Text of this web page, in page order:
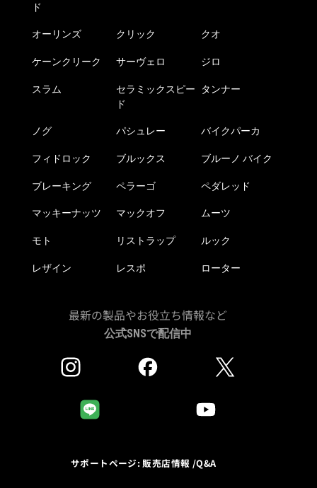
ド
オーリンズ クリック クオ
ケーンクリーク サーヴェロ ジロ
スラム
セラミックスピー
ド
タンナー
ノグ パシュレー バイクパーカ
フィドロック ブルックス ブルーノ バイク
ブレーキング ペラーゴ ペダレッド
マッキーナッツ マックオフ ムーツ
モト リストラップ ルック
レザイン レスポ ローター
最新の製品やお役立ち情報など
公式SNSで配信中
サポートページ: 販売店情報 /Q&A